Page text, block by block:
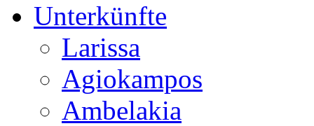
Unterkünfte
Larissa
Agiokampos
Ambelakia